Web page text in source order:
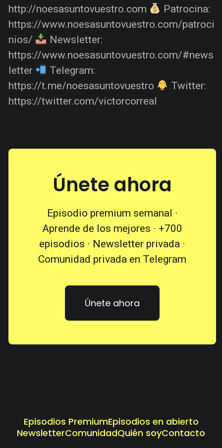
http://noesasuntovuestro.com
Patrocina:
https://www.noesasuntovuestro.com/patroci
nios/
Newsletter:
https://www.noesasuntovuestro.com/#news
letter
Telegram:
https://t.me/noesasuntovuestro
Twitter:
https://twitter.com/victorcorreal
Únete ahora
Episodio premium semanal ·
Aprende de los mejores · +700
episodios · Newsletter privada ·
Comunidad privada en Telegram
Únete ahora
Episodios PremiumEpisodios en abierto
NewsletterComunidadQuién soyContacto